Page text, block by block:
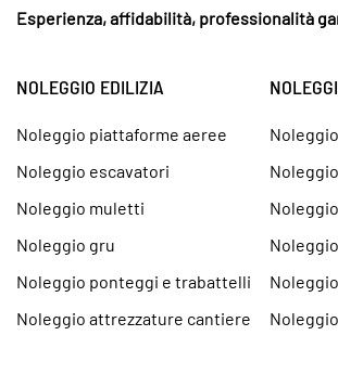
Esperienza, affidabilità, professionalità
NOLEGGIO EDILIZIA
Noleggio piattaforme aeree
Noleggio escavatori
Noleggio muletti
Noleggio gru
Noleggio ponteggi e trabattelli
Noleggio attrezzature cantiere